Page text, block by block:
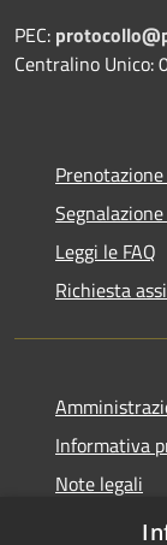
PEC:
Centralino Unico:
Leggi le FAQ
Richiesta
Informativa
Note legali